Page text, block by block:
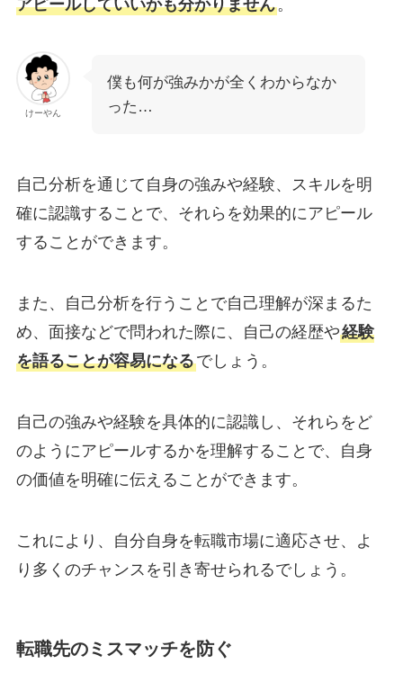
アピールしていいかも分かりません。
けーやん
僕も何が強みかが全くわからなか
った…
自己分析を通じて自身の強みや経験、スキルを明
確に認識することで、それらを効果的にアピール
することができます。
また、自己分析を行うことで自己理解が深まるた
め、面接などで問われた際に、自己の経歴や経験
を語ることが容易になるでしょう。
自己の強みや経験を具体的に認識し、それらをど
のようにアピールするかを理解することで、自身
の価値を明確に伝えることができます。
これにより、自分自身を転職市場に適応させ、よ
り多くのチャンスを引き寄せられるでしょう。
転職先のミスマッチを防ぐ